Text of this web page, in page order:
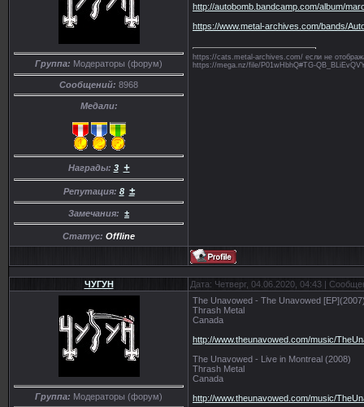
Группа: Модераторы (форум)
Сообщений: 8968
Медали:
Награды: 3 +
Репутация: 8 ±
Замечания: ±
Статус: Offline
http://autobomb.bandcamp.com/album/
https://www.metal-archives.com/bands/
https://cats.metal-archives.com/ если не
https://mega.nz/file/P01wHbhQ#TG-
ЧУГУН Дата: Четверг, 04.06.2020, 04:43 |
Группа: Модераторы (форум)
The Unavowed - The Unavowed
Thrash Metal
Canada
http://www.theunavowed.com/music/
The Unavowed - Live in Montreal (2008)
Thrash Metal
Canada
http://www.theunavowed.com/music/